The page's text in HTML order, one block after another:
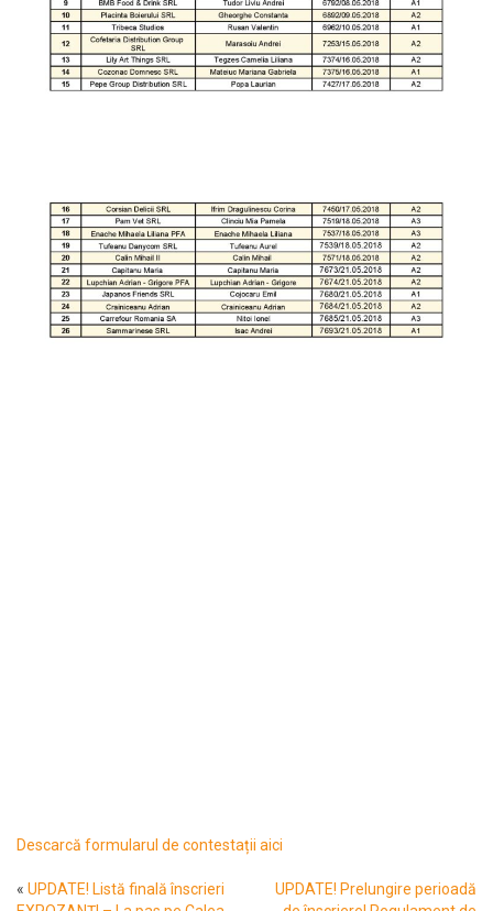
Descarcă formularul de contestații aici
« UPDATE! Listă finală înscrieri
UPDATE! Prelungire perioadă